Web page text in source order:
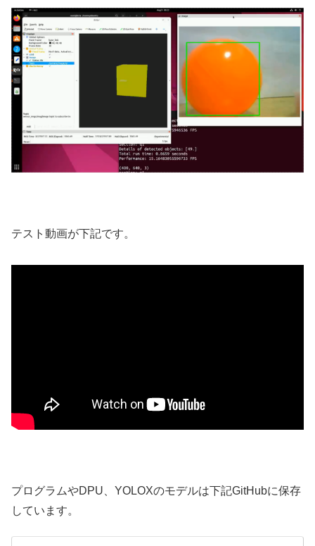
テスト動画が下記です。
プログラムやDPU、YOLOXのモデルは下記GitHubに保存
しています。